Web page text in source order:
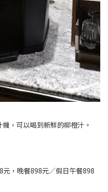
，可以喝到新鮮的柳橙汁。
，晚餐898元／假日午餐898